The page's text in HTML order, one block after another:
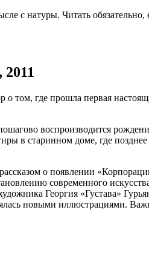
натуры. Читать обязательно,
где прошла первая
воспроизводится
в старинном доме, где
о появлении
современного
Георгия «Густава»
новыми иллюстрациями.